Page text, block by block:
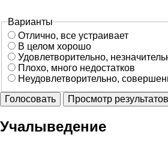
Варианты
Отлично, все устраивает
В целом хорошо
Удовлетворительно,
Плохо, много недостатков
Неудовлетворительно,
Учалыведение